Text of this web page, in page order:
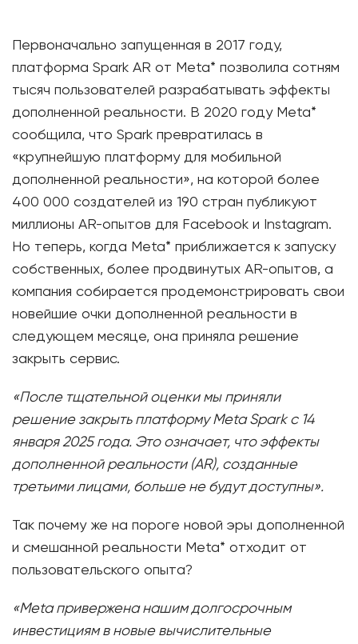
Первоначально запущенная в 2017 году,
платформа Spark AR от Meta* позволила сотням
тысяч пользователей разрабатывать эффекты
дополненной реальности. В 2020 году Meta*
сообщила, что Spark превратилась в
«крупнейшую платформу для мобильной
дополненной реальности», на которой более
400 000 создателей из 190 стран публикуют
миллионы AR-опытов для Facebook и Instagram.
Но теперь, когда Meta* приближается к запуску
собственных, более продвинутых AR-опытов, а
компания собирается продемонстрировать свои
новейшие очки дополненной реальности в
следующем месяце, она приняла решение
закрыть сервис.
«После тщательной оценки мы приняли
решение закрыть платформу Meta Spark с 14
января 2025 года. Это означает, что эффекты
дополненной реальности (AR), созданные
третьими лицами, больше не будут доступны».
Так почему же на пороге новой эры дополненной
и смешанной реальности Meta* отходит от
пользовательского опыта?
«Meta привержена нашим долгосрочным
инвестициям в новые вычислительные